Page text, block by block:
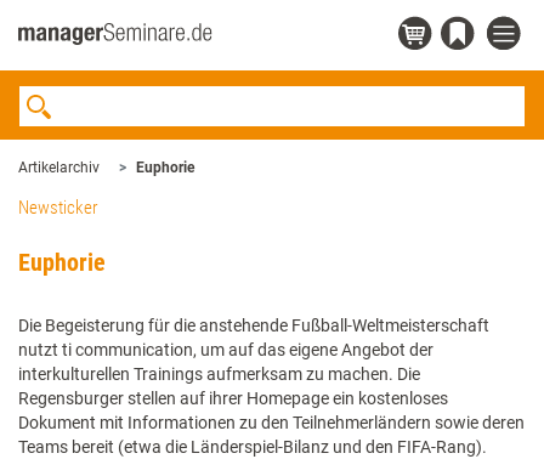
Artikelarchiv Euphorie
Newsticker
Euphorie
Die Begeisterung für die anstehende Fußball-Weltmeisterschaft
nutzt ti communication, um auf das eigene Angebot der
interkulturellen Trainings aufmerksam zu machen. Die
Regensburger stellen auf ihrer Homepage ein kostenloses
Dokument mit Informationen zu den Teilnehmerländern sowie deren
Teams bereit (etwa die Länderspiel-Bilanz und den FIFA-Rang).